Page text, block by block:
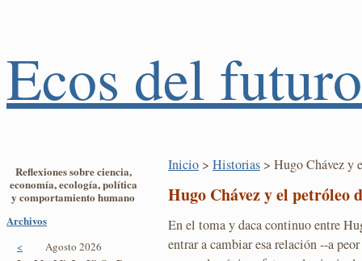
Ecos del futuro
Reflexiones sobre ciencia,
economía, ecología, política
y comportamiento humano
Archivos
< Agosto 2026
Inicio > Historias > Hugo Chávez y
Hugo Chávez y el petróleo
En el toma y daca continuo entre
entrar a cambiar esa relación --a